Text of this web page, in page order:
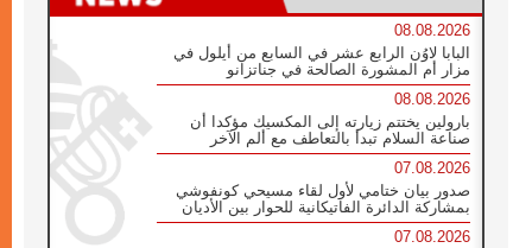
08.08.2026
البابا لاوُن الرابع عشر في السابع من أيلول في
مزار أم المشورة الصالحة في جناتزانو
08.08.2026
بارولين يختتم زيارته إلى المكسيك مؤكدا أن
صناعة السلام تبدأ بالتعاطف مع ألم الآخر
07.08.2026
صدور بيان ختامي لأول لقاء مسيحي كونفوشي
بمشاركة الدائرة الفاتيكانية للحوار بين الأديان
07.08.2026